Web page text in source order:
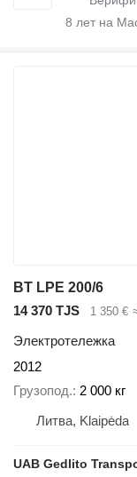
8 лет на
BT LPE 200/6
14 370 TJS
1 350 €
Электротележка
2012
Грузопод. 2 000 кг
Литва, Klaipėda
UAB Gedlito